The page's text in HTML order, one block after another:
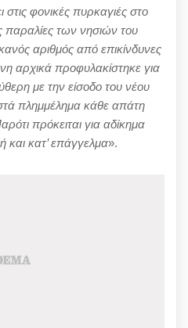
στις φονικές πυρκαγιές στο
παραλίες των νησιών του
αριθμός από επικίνδυνες
αρχικά προφυλακίστηκε για
με την είσοδο του νέου
πλημμέλημα κάθε απάτη
πρόκειται για αδίκημα
και κατ’ επάγγελμα».